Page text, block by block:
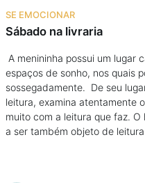
SE EMOCIONAR
Sábado na livraria
A menininha possui um lugar
espaços de sonho, nos quais
sossegadamente. De seu
leitura, examina atentamente
muito com a leitura que faz. O
a ser também objeto de